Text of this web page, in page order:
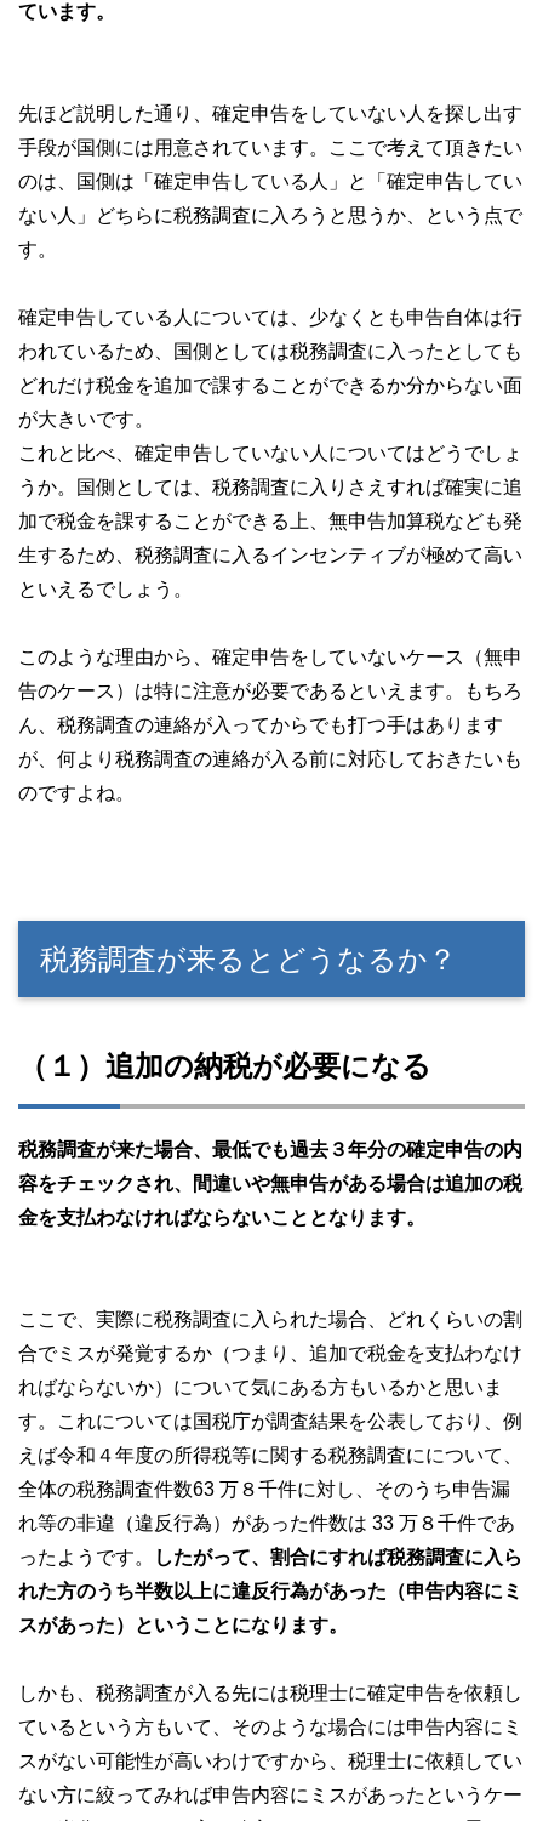
ています。
先ほど説明した通り、確定申告をしていない人を探し出す
手段が国側には用意されています。ここで考えて頂きたい
のは、国側は「確定申告している人」と「確定申告してい
ない人」どちらに税務調査に入ろうと思うか、という点で
す。
確定申告している人については、少なくとも申告自体は行
われているため、国側としては税務調査に入ったとしても
どれだけ税金を追加で課することができるか分からない面
が大きいです。
これと比べ、確定申告していない人についてはどうでしょ
うか。国側としては、税務調査に入りさえすれば確実に追
加で税金を課することができる上、無申告加算税なども発
生するため、税務調査に入るインセンティブが極めて高い
といえるでしょう。
このような理由から、確定申告をしていないケース（無申
告のケース）は特に注意が必要であるといえます。もちろ
ん、税務調査の連絡が入ってからでも打つ手はあります
が、何より税務調査の連絡が入る前に対応しておきたいも
のですよね。
税務調査が来るとどうなるか？
（１）追加の納税が必要になる
税務調査が来た場合、最低でも過去３年分の確定申告の内
容をチェックされ、間違いや無申告がある場合は追加の税
金を支払わなければならないこととなります。
ここで、実際に税務調査に入られた場合、どれくらいの割
合でミスが発覚するか（つまり、追加で税金を支払わなけ
ればならないか）について気にある方もいるかと思いま
す。これについては国税庁が調査結果を公表しており、例
えば令和４年度の所得税等に関する税務調査にについて、
全体の税務調査件数63 万８千件に対し、そのうち申告漏
れ等の非違（違反行為）があった件数は 33 万８千件であ
ったようです。
したがって、割合にすれば税務調査に入ら
れた方のうち半数以上に違反行為があった（申告内容にミ
スがあった）ということになります。
しかも、税務調査が入る先には税理士に確定申告を依頼し
ているという方もいて、そのような場合には申告内容にミ
スがない可能性が高いわけですから、税理士に依頼してい
ない方に絞ってみれば申告内容にミスがあったというケー